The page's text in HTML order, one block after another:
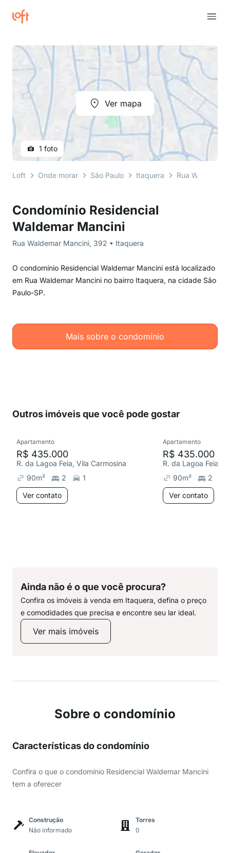
Condomínio Residencial
Waldemar Mancini
Rua Waldemar Mancini, 392 • Itaquera
O condomínio Residencial Waldemar Mancini está localizado
em Rua Waldemar Mancini no bairro Itaquera, na cidade São
Paulo-SP.
Mais sobre o condomínio
Ver mapa
1 foto
Loft Onde morar São Paulo Itaquera Rua Waldemar
Outros imóveis que você pode gostar
Apartamento
R$ 435.000
R. da Lagoa Feia, Vila Carmosina
90m² 2
1
Ver contato
Apartamento
R$ 435.000
R. da Lagoa Feia,
90m² 2
Ver contato
Ainda não é o que você procura?
Confira os imóveis à venda em Itaquera, defina o preço
e comodidades que precisa e encontre seu lar ideal.
Ver mais imóveis
Sobre o condomínio
Características do condomínio
Confira o que o condomínio Residencial Waldemar Mancini
tem a oferecer
Construção
Não informado
Torres
0